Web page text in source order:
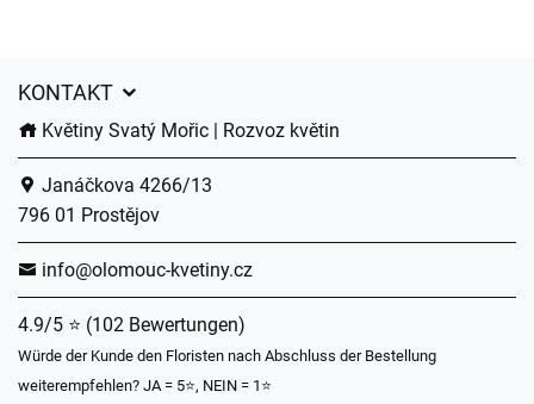
KONTAKT
Květiny Svatý Mořic | Rozvoz květin
Janáčkova 4266/13
796 01 Prostějov
info@olomouc-kvetiny.cz
4.9/5 ⭐ (102 Bewertungen)
Würde der Kunde den Floristen nach Abschluss der Bestellung
weiterempfehlen? JA = 5⭐, NEIN = 1⭐